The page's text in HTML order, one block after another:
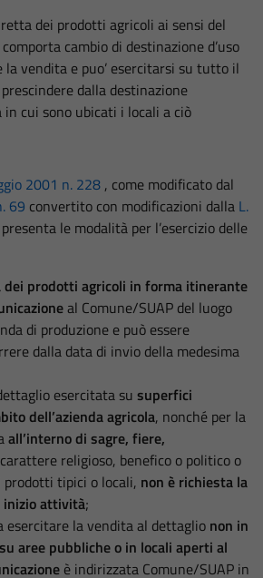
dei prodotti agricoli ai sensi del
cambio di destinazione d’uso
la vendita e puo’ esercitarsi su tutto il
dalla destinazione
cui sono ubicati i locali a ciò
2001 n. 228 , come modificato dal
69 convertito con modificazioni dalla L.
le modalità per l’esercizio delle
prodotti agricoli in forma itinerante
al Comune/SUAP del luogo
di produzione e può essere
dalla data di invio della medesima
esercitata su superfici
dell’azienda agricola, nonché per la
all’interno di sagre, fiere,
religioso, benefico o politico o
prodotti tipici o locali, non è richiesta la
inizio attività;
esercitare la vendita al dettaglio non in
aree pubbliche o in locali aperti al
è indirizzata Comune/SUAP in